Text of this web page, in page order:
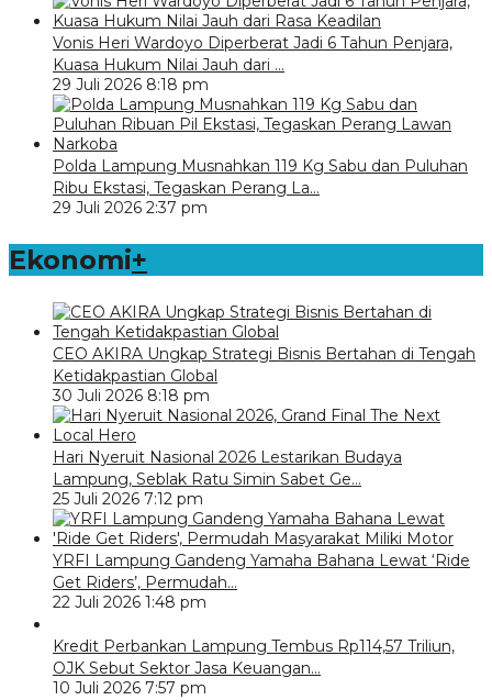
Vonis Heri Wardoyo Diperberat Jadi 6 Tahun Penjara,
Kuasa Hukum Nilai Jauh dari …
29 Juli 2026 8:18 pm
Polda Lampung Musnahkan 119 Kg Sabu dan Puluhan
Ribu Ekstasi, Tegaskan Perang La…
29 Juli 2026 2:37 pm
Ekonomi+
CEO AKIRA Ungkap Strategi Bisnis Bertahan di Tengah
Ketidakpastian Global
30 Juli 2026 8:18 pm
Hari Nyeruit Nasional 2026 Lestarikan Budaya
Lampung, Seblak Ratu Simin Sabet Ge…
25 Juli 2026 7:12 pm
YRFI Lampung Gandeng Yamaha Bahana Lewat ‘Ride
Get Riders’, Permudah…
22 Juli 2026 1:48 pm
Kredit Perbankan Lampung Tembus Rp114,57 Triliun,
OJK Sebut Sektor Jasa Keuangan…
10 Juli 2026 7:57 pm